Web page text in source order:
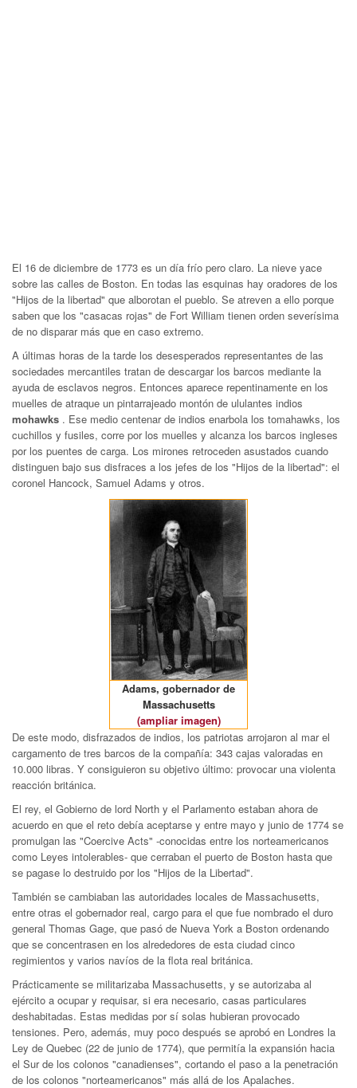
El 16 de diciembre de 1773 es un día frío pero claro. La nieve yace
sobre las calles de Boston. En todas las esquinas hay oradores de los
"Hijos de la libertad" que alborotan el pueblo. Se atreven a ello porque
saben que los "casacas rojas" de Fort William tienen orden severísima
de no disparar más que en caso extremo.
A últimas horas de la tarde los desesperados representantes de las
sociedades mercantiles tratan de descargar los barcos mediante la
ayuda de esclavos negros. Entonces aparece repentinamente en los
muelles de atraque un pintarrajeado montón de ululantes indios
mohawks . Ese medio centenar de indios enarbola los tomahawks, los
cuchillos y fusiles, corre por los muelles y alcanza los barcos ingleses
por los puentes de carga. Los mirones retroceden asustados cuando
distinguen bajo sus disfraces a los jefes de los "Hijos de la libertad": el
coronel Hancock, Samuel Adams y otros.
Adams, gobernador de
Massachusetts
(ampliar imagen)
De este modo, disfrazados de indios, los patriotas arrojaron al mar el
cargamento de tres barcos de la compañía: 343 cajas valoradas en
10.000 libras. Y consiguieron su objetivo último: provocar una violenta
reacción británica.
El rey, el Gobierno de lord North y el Parlamento estaban ahora de
acuerdo en que el reto debía aceptarse y entre mayo y junio de 1774 se
promulgan las "Coercive Acts" -conocidas entre los norteamericanos
como Leyes intolerables- que cerraban el puerto de Boston hasta que
se pagase lo destruido por los "Hijos de la Libertad".
También se cambiaban las autoridades locales de Massachusetts,
entre otras el gobernador real, cargo para el que fue nombrado el duro
general Thomas Gage, que pasó de Nueva York a Boston ordenando
que se concentrasen en los alrededores de esta ciudad cinco
regimientos y varios navíos de la flota real británica.
Prácticamente se militarizaba Massachusetts, y se autorizaba al
ejército a ocupar y requisar, si era necesario, casas particulares
deshabitadas. Estas medidas por sí solas hubieran provocado
tensiones. Pero, además, muy poco después se aprobó en Londres la
Ley de Quebec (22 de junio de 1774), que permitía la expansión hacia
el Sur de los colonos "canadienses", cortando el paso a la penetración
de los colonos "norteamericanos" más allá de los Apalaches.